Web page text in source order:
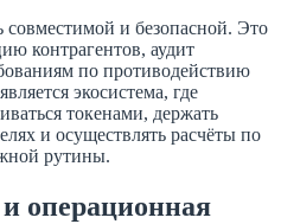
и безопасной. Это
контрагентов, аудит
по противодействию
экосистема, где
токенами, держать
и осуществлять расчёты по
рутины.
операционная